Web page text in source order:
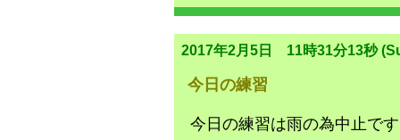
2017年2月5日 11時31分13秒
今日の練習
今日の練習は雨の為中止で